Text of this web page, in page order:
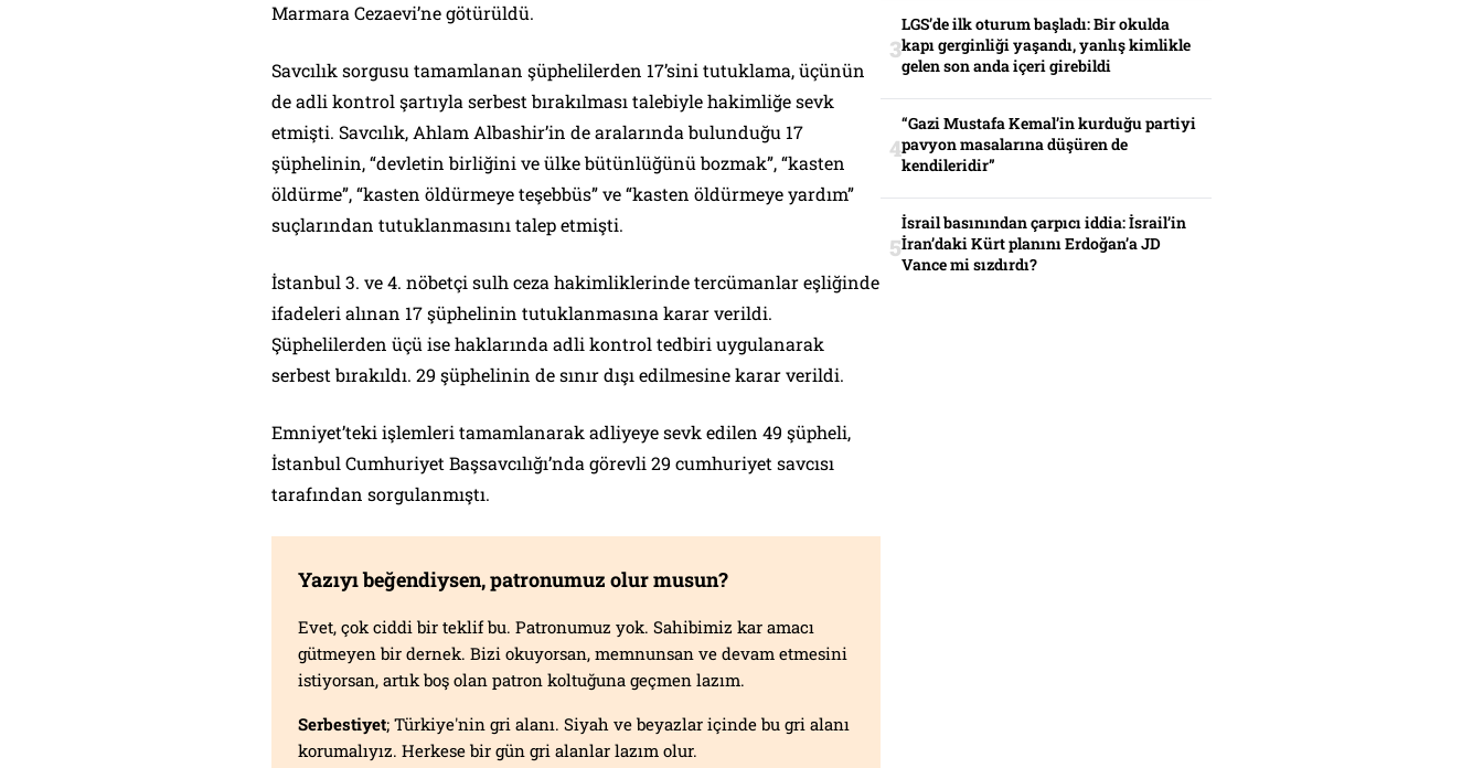
Marmara Cezaevi’ne götürüldü.
Savcılık sorgusu tamamlanan şüphelilerden 17’sini tutuklama, üçünün
de adli kontrol şartıyla serbest bırakılması talebiyle hakimliğe sevk
etmişti. Savcılık, Ahlam Albashir’in de aralarında bulunduğu 17
şüphelinin, “devletin birliğini ve ülke bütünlüğünü bozmak”, “kasten
öldürme”, “kasten öldürmeye teşebbüs” ve “kasten öldürmeye yardım”
suçlarından tutuklanmasını talep etmişti.
İstanbul 3. ve 4. nöbetçi sulh ceza hakimliklerinde tercümanlar eşliğinde
ifadeleri alınan 17 şüphelinin tutuklanmasına karar verildi.
Şüphelilerden üçü ise haklarında adli kontrol tedbiri uygulanarak
serbest bırakıldı. 29 şüphelinin de sınır dışı edilmesine karar verildi.
Emniyet’teki işlemleri tamamlanarak adliyeye sevk edilen 49 şüpheli,
İstanbul Cumhuriyet Başsavcılığı’nda görevli 29 cumhuriyet savcısı
tarafından sorgulanmıştı.
Yazıyı beğendiysen, patronumuz olur musun?
Evet, çok ciddi bir teklif bu. Patronumuz yok. Sahibimiz kar amacı
gütmeyen bir dernek. Bizi okuyorsan, memnunsan ve devam etmesini
istiyorsan, artık boş olan patron koltuğuna geçmen lazım.
Serbestiyet; Türkiye'nin gri alanı. Siyah ve beyazlar içinde bu gri alanı
korumalıyız. Herkese bir gün gri alanlar lazım olur.
LGS’de ilk oturum başladı: Bir okulda
kapı gerginliği yaşandı, yanlış kimlikle
gelen son anda içeri girebildi
“Gazi Mustafa Kemal’in kurduğu partiyi
pavyon masalarına düşüren de
kendileridir”
İsrail basınından çarpıcı iddia: İsrail’in
İran’daki Kürt planını Erdoğan’a JD
Vance mi sızdırdı?